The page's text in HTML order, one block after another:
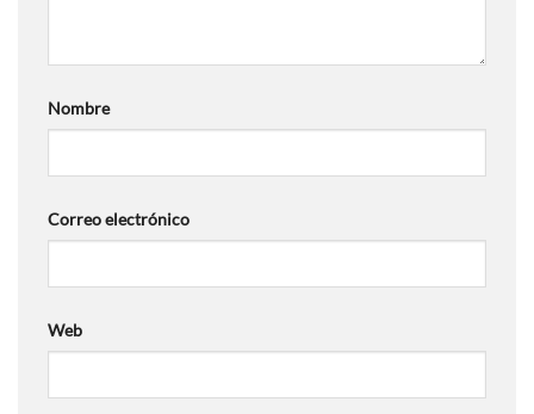
Nombre
Correo electrónico
Web